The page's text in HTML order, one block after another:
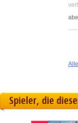
Spieler, die